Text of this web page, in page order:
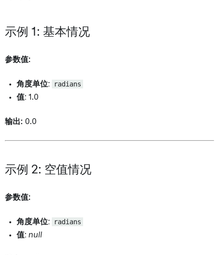
示例 1: 基本情况
参数值:
角度单位:
radians
值: 1.0
输出: 0.0
示例 2: 空值情况
参数值:
角度单位:
radians
值: null